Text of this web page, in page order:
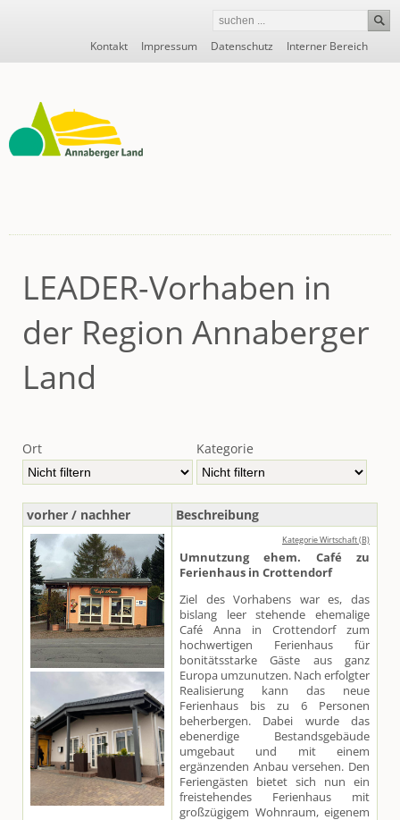
Navigation
überspringen
Kontakt Impressum Datenschutz Interner Bereich
LEADER-Vorhaben in
der Region Annaberger
Land
Ort Kategorie
vorher / nachher Beschreibung
Kategorie Wirtschaft (B)
Umnutzung ehem. Café zu
Ferienhaus in Crottendorf
Ziel des Vorhabens war es, das
bislang leer stehende ehemalige
Café Anna in Crottendorf zum
hochwertigen Ferienhaus für
bonitätsstarke Gäste aus ganz
Europa umzunutzen. Nach erfolgter
Realisierung kann das neue
Ferienhaus bis zu 6 Personen
beherbergen. Dabei wurde das
ebenerdige Bestandsgebäude
umgebaut und mit einem
ergänzenden Anbau versehen. Den
Feriengästen bietet sich nun ein
freistehendes Ferienhaus mit
großzügigem Wohnraum, eigenem